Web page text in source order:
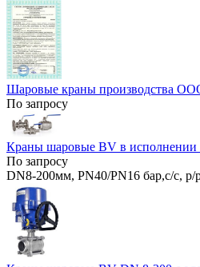
Шаровые краны производства
По запросу
Краны шаровые BV в
По запросу
DN8-200мм, PN40/PN16 бар,с/с, р/